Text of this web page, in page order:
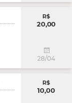
R$
20,00
28/04
R$
10,00